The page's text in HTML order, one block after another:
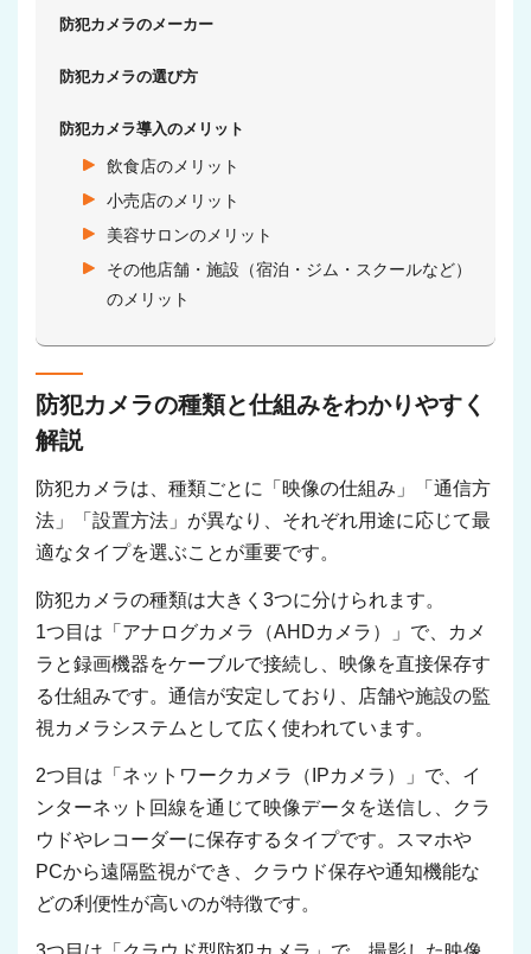
防犯カメラのメーカー
防犯カメラの選び方
防犯カメラ導入のメリット
飲食店のメリット
小売店のメリット
美容サロンのメリット
その他店舗・施設（宿泊・ジム・スクールなど）
のメリット
防犯カメラの種類と仕組みをわかりやすく
解説
防犯カメラは、種類ごとに「映像の仕組み」「通信方
法」「設置方法」が異なり、それぞれ用途に応じて最
適なタイプを選ぶことが重要です。
防犯カメラの種類は大きく3つに分けられます。
1つ目は「アナログカメラ（AHDカメラ）」で、カメ
ラと録画機器をケーブルで接続し、映像を直接保存す
る仕組みです。通信が安定しており、店舗や施設の監
視カメラシステムとして広く使われています。
2つ目は「ネットワークカメラ（IPカメラ）」で、イ
ンターネット回線を通じて映像データを送信し、クラ
ウドやレコーダーに保存するタイプです。スマホや
PCから遠隔監視ができ、クラウド保存や通知機能な
どの利便性が高いのが特徴です。